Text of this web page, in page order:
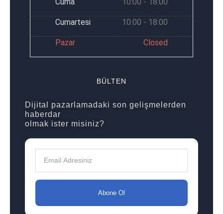
Cuma 10:00 - 18:00
Cumartesi 10:00 - 18:00
Pazar Closed
BÜLTEN
Dijital pazarlamadaki son gelişmelerden
haberdar
olmak ister misiniz?
Abone Ol